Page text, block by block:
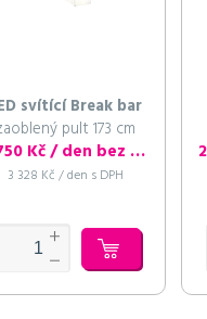
svítící Break bar
pult 173 cm
2 750 Kč / den bez DPH
3 328 Kč / den s DPH